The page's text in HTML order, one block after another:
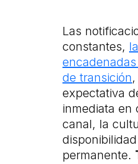
Las
constantes,
de transición
expectativa
inmediata en
canal, la
disponibilidad
permanente.